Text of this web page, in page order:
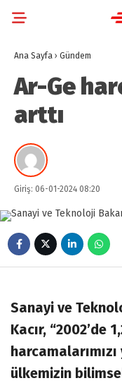
Ana Sayfa › Gündem
Ar-Ge
arttı
Giriş: 06-01-2024 08:20
Sanayi ve
Kacır, “2002’de
ülkemizin